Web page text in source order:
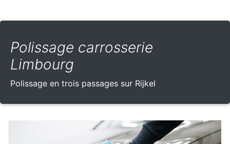
Polissage carrosserie
Limbourg
Polissage en trois passages sur Rijkel